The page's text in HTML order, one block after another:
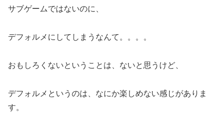
サブゲームではないのに、
デフォルメにしてしまうなんて。。。。
おもしろくないということは、ないと思うけど、
デフォルメというのは、なにか楽しめない感じがありま
す。